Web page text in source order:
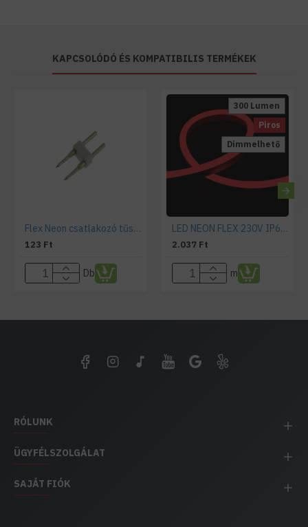
KAPCSOLÓDÓ ÉS KOMPATIBILIS TERMÉKEK
Flex Neon csatlakozó tűske 9x16,5 mm
123 Ft
Db
Piros
300 Lumen
Dimmelhető
LED NEON FLEX 230V IP65 piros
2.037 Ft
m
RÓLUNK
ÜGYFÉLSZOLGÁLAT
SAJÁT FIÓK